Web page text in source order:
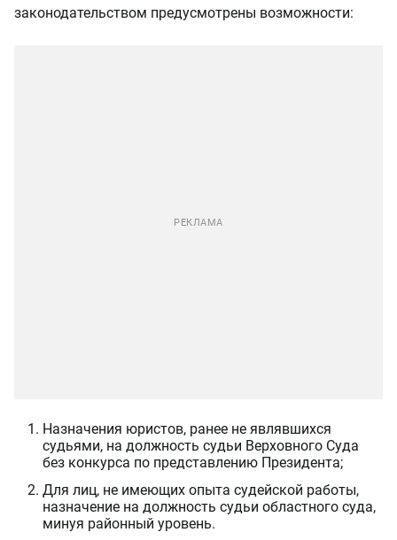
законодательством предусмотрены возможности:
Назначения юристов, ранее не являвшихся
судьями, на должность судьи Верховного Суда
без конкурса по представлению Президента;
Для лиц, не имеющих опыта судейской работы,
назначение на должность судьи областного суда,
минуя районный уровень.